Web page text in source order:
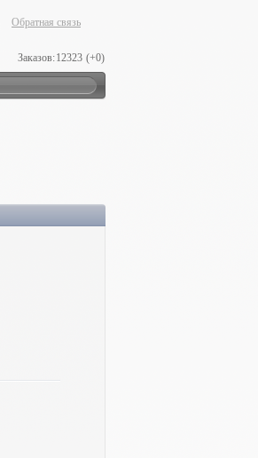
Обратная связь
Заказов:12323 (+0)